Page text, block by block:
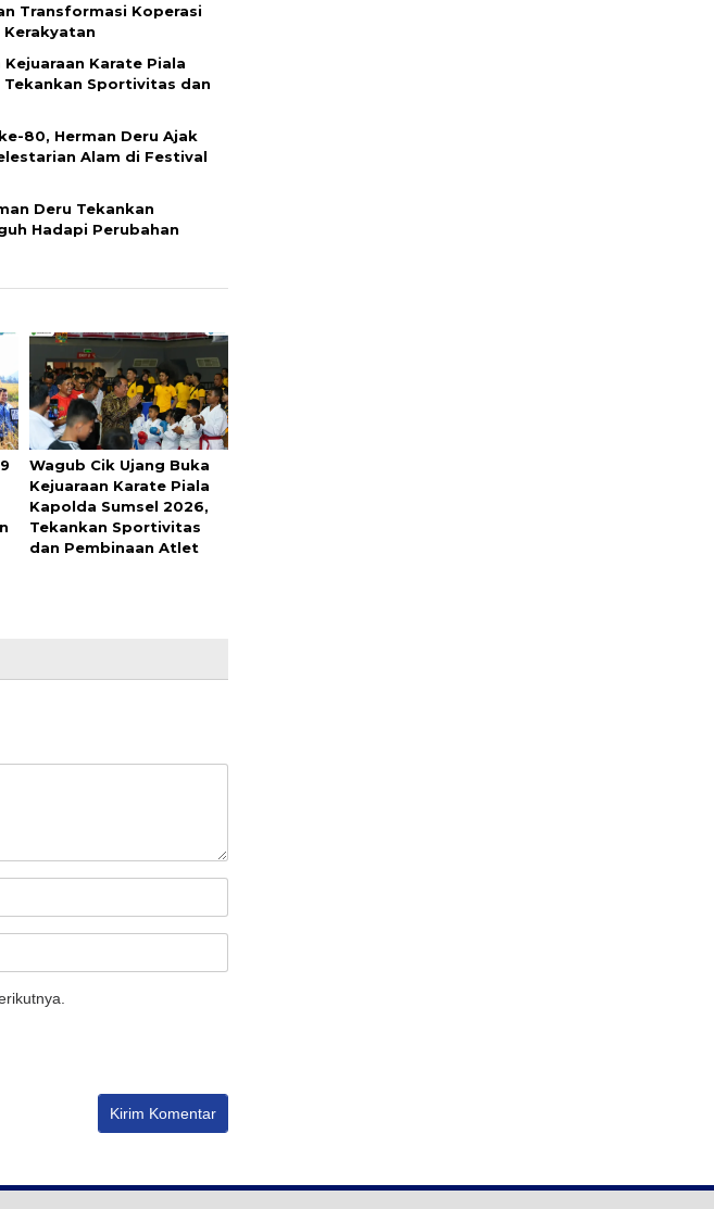
Transformasi Koperasi
Karate Piala
Tekankan Sportivitas dan
80, Herman Deru Ajak
Alam di Festival
Deru Tekankan
Hadapi Perubahan
Wagub Cik Ujang Buka
Kejuaraan Karate Piala
Kapolda Sumsel 2026,
Tekankan Sportivitas
dan Pembinaan Atlet